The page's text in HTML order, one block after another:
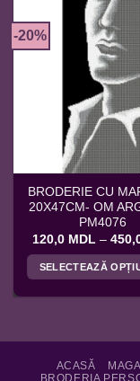
-20%
BRODERIE CU
20X47CM- OM
PM4076
120,0 MDL –
SELECTEAZĂ
mai
multe
ACASĂ
BRODERIA